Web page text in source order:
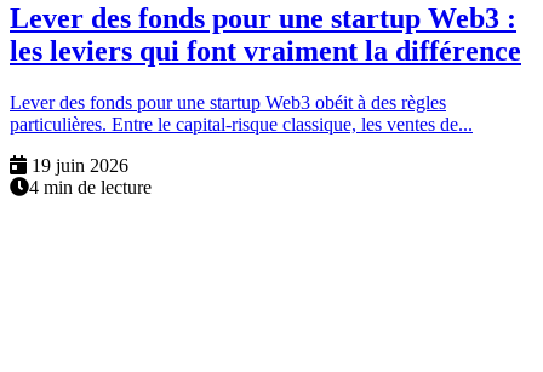
Lever des fonds pour une startup Web3 :
les leviers qui font vraiment la différence
Lever des fonds pour une startup Web3 obéit à des règles
particulières. Entre le capital-risque classique, les ventes de...
19 juin 2026
4 min de lecture